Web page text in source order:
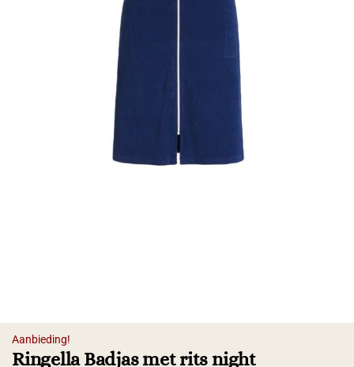
Aanbieding!
Ringella Badjas met rits night